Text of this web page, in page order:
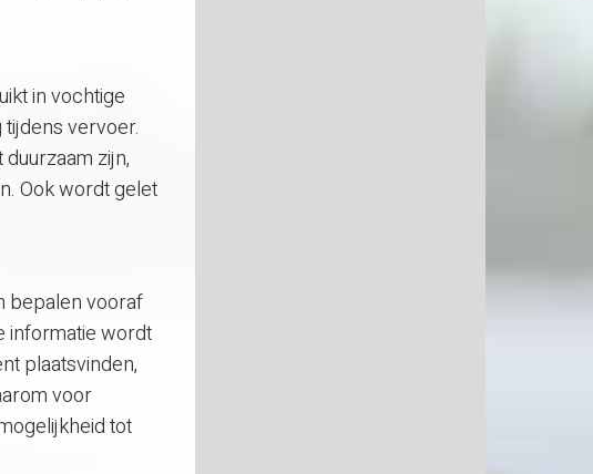
in vochtige
vervoer.
zijn,
Ook wordt gelet
bepalen vooraf
informatie wordt
plaatsvinden,
voor
tot